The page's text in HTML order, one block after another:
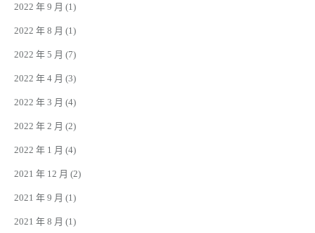
2022 年 9 月 (1)
2022 年 8 月 (1)
2022 年 5 月 (7)
2022 年 4 月 (3)
2022 年 3 月 (4)
2022 年 2 月 (2)
2022 年 1 月 (4)
2021 年 12 月 (2)
2021 年 9 月 (1)
2021 年 8 月 (1)